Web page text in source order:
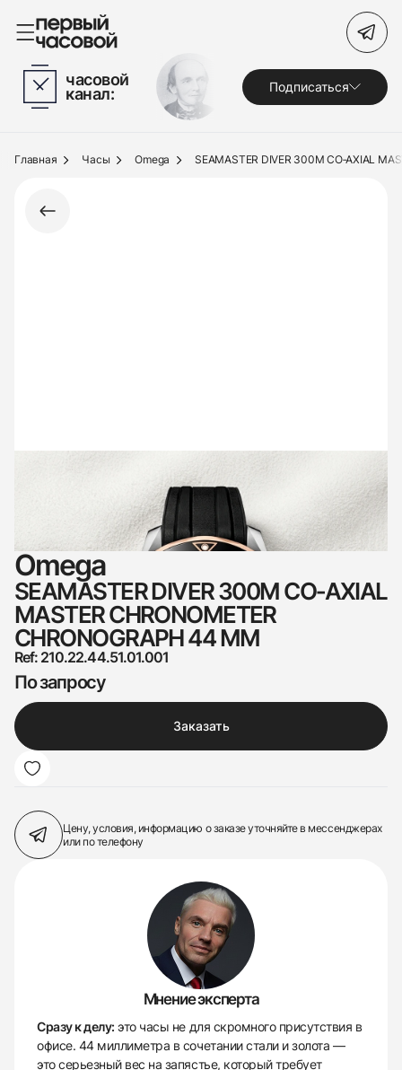
Часы
Украшения
Под заказ
Поиск по сайту
часовой
канал: Подписаться
Главная Часы Omega SEAMASTER DIVER 300M CO‑AXIAL
Omega
SEAMASTER DIVER 300M CO‑AXIAL
MASTER CHRONOMETER
CHRONOGRAPH 44 MM
Ref: 210.22.44.51.01.001
По запросу
Заказать
Цену, условия, информацию о заказеуточняйте в мессенджерах
или по телефону
Мнение эксперта
Сразу к делу: это часы не для скромного присутствия в
офисе. 44 миллиметра в сочетании стали и золота —
это серьезный вес на запястье, который требует